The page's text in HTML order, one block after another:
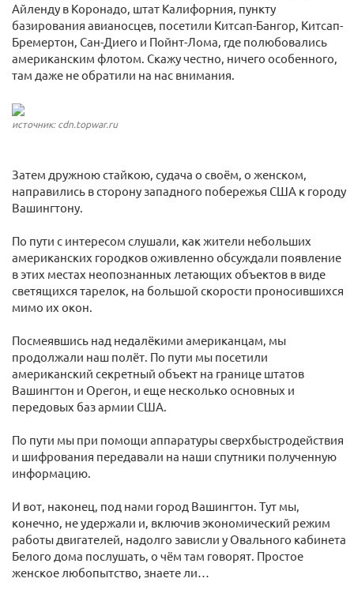
Айленду в Коронадо, штат Калифорния, пункту
базирования авианосцев, посетили Китсап-Бангор, Китсап-
Бремертон, Сан-Диего и Пойнт-Лома, где полюбовались
американским флотом. Скажу честно, ничего особенного,
там даже не обратили на нас внимания.
источник: cdn.topwar.ru
Затем дружною стайкою, судача о своём, о женском,
направились в сторону западного побережья США к городу
Вашингтону.
По пути с интересом слушали, как жители небольших
американских городков оживленно обсуждали появление
в этих местах неопознанных летающих объектов в виде
светящихся тарелок, на большой скорости проносившихся
мимо их окон.
Посмеявшись над недалёкими американцам, мы
продолжали наш полёт. По пути мы посетили
американский секретный объект на границе штатов
Вашингтон и Орегон, и еще несколько основных и
передовых баз армии США.
По пути мы при помощи аппаратуры сверхбыстродействия
и шифрования передавали на наши спутники полученную
информацию.
И вот, наконец, под нами город Вашингтон. Тут мы,
конечно, не удержали и, включив экономический режим
работы двигателей, надолго зависли у Овального кабинета
Белого дома послушать, о чём там говорят. Простое
женское любопытство, знаете ли…